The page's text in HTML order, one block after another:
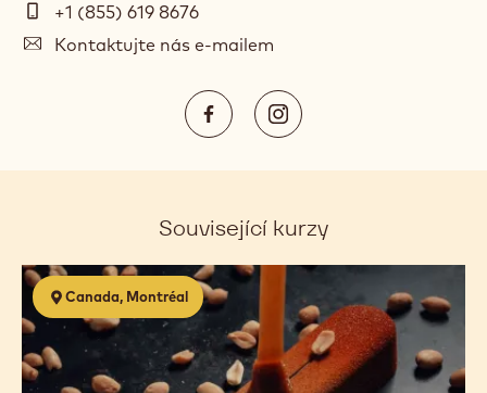
Telefon+1 (855) 619 8676
E-
Kontaktujte nás e-mailem
https://www.facebook.com/
new
https://
new
Související kurzy
Canada, Montréal
Confiseries
chocolatées